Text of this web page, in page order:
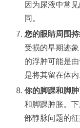
因为尿液中常
同。
您的眼睛周围持
受损的早期迹
的浮肿可能是
是将其留在体内
你的脚踝和脚肿
和脚踝肿胀。
部静脉问题的征